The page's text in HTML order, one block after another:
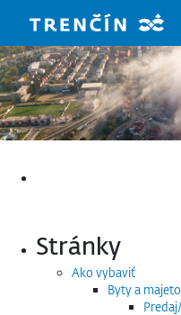
Stránky
Ako vybaviť
Byty a